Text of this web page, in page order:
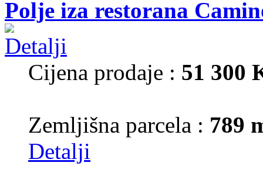
Polje iza restorana
Cijena prodaje : 51 300
Zemljišna parcela : 789
Detalji